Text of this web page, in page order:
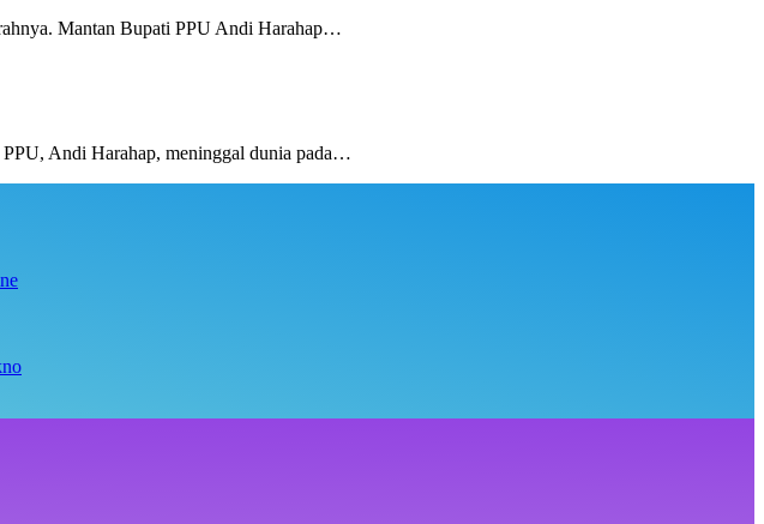
Mantan Bupati PPU Andi Harahap…
Andi Harahap, meninggal dunia pada…